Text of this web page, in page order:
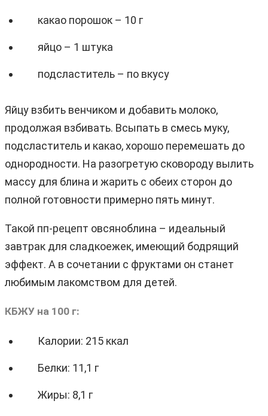
какао порошок – 10 г
яйцо – 1 штука
подсластитель – по вкусу
Яйцу взбить венчиком и добавить молоко,
продолжая взбивать. Всыпать в смесь муку,
подсластитель и какао, хорошо перемешать до
однородности. На разогретую сковороду вылить
массу для блина и жарить с обеих сторон до
полной готовности примерно пять минут.
Такой пп-рецепт овсяноблина – идеальный
завтрак для сладкоежек, имеющий бодрящий
эффект. А в сочетании с фруктами он станет
любимым лакомством для детей.
КБЖУ на 100 г:
Калории: 215 ккал
Белки: 11,1 г
Жиры: 8,1 г